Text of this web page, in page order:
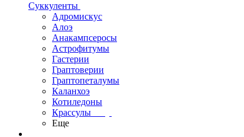
Суккуленты
Адромискус
Алоэ
Анакампсеросы
Астрофитумы
Гастерии
Граптоверии
Граптопеталумы
Каланхоэ
Котиледоны
Крассулы
Еще